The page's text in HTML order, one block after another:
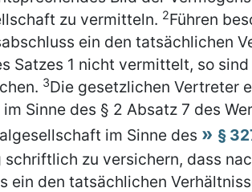
zu vermitteln. 2Führen
ein den tatsächlichen
Satzes 1 nicht vermittelt, so
3Die gesetzlichen Vertreter
Sinne des § 2 Absatz 7 des
im Sinne des
§
schriftlich zu versichern, dass
ein den tatsächlichen